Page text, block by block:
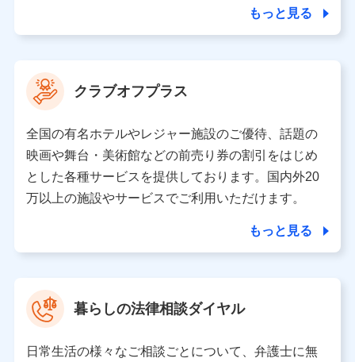
上記に係る案内・手続き・管理等付帯業務を行うため
【当該個人データの管理について責任を有する者の名称・住
所・代表者名】
当該個人データを取り扱う各共同利用者（詳細は次のとお
り）
東京都千代田区永田町2丁目11番1号 山王パークタワー
株式会社NTTドコモ 代表取締役社長 前田 義晃
東京都中央区日本橋人形町2-14-10 アーバンネット日本橋
ビル 3F
※ 当社および株式会社NTTドコモは、お客さまの情報を利
データ憲章」に定める行動原則を順守します 。
もっと見る
クラブオフプラス
全国の有名ホテルやレジャー施設のご優待、話題の
映画や舞台・美術館などの前売り券の割引をはじめ
とした各種サービスを提供しております。国内外20
万以上の施設やサービスでご利用いただけます。
もっと見る
暮らしの法律相談ダイヤル
日常生活の様々なご相談ごとについて、弁護士に無